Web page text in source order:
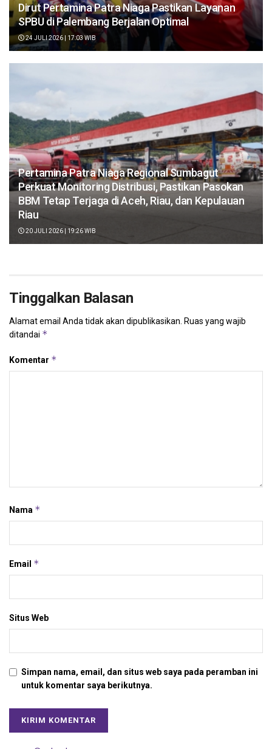
Dirut Pertamina Patra Niaga Pastikan Layanan
SPBU di Palembang Berjalan Optimal
24 JULI 2026 | 17:03 WIB
Pertamina Patra Niaga Regional Sumbagut
Perkuat Monitoring Distribusi, Pastikan Pasokan
BBM Tetap Terjaga di Aceh, Riau, dan Kepulauan
Riau
20 JULI 2026 | 19:26 WIB
Tinggalkan Balasan
Alamat email Anda tidak akan dipublikasikan. Ruas yang wajib
ditandai *
Komentar *
Nama *
Email *
Situs Web
Simpan nama, email, dan situs web saya pada peramban ini
untuk komentar saya berikutnya.